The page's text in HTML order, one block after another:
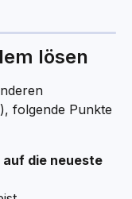
lösen
folgende Punkte
die neueste